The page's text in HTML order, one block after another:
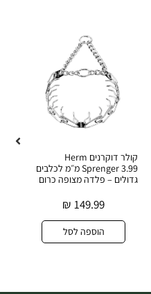
קולר דוקרנים Herm
Sprenger 3.99 מ״מ לכלבים
גדולים – פלדה מצופה כרום
149.99
₪
הוספה לסל